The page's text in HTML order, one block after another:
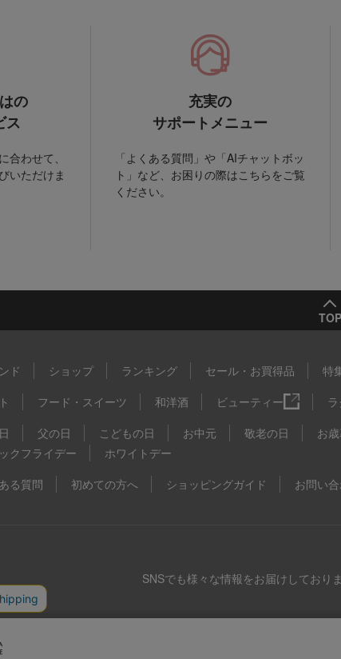
の
ス
合わせて、
いただけま
充実の
サポートメニュー
「よくある質問」や「AIチャットボッ
ト」など、お困りの際はこちらをご覧
ください。
TOP
ド ショップ ランキング セール・お買得品 特
フード・スイーツ 和洋酒 ビューティー
父の日 こどもの日 お中元 敬老の日 お
クフライデー
ホワイトデー
る質問 初めての方へ ショッピングガイド お問い
SNSでも様々な情報をお届けしており